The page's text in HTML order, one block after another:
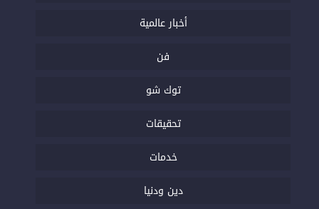
أخبار عالمية
فن
توك شو
تحقيقات
خدمات
دين ودنيا